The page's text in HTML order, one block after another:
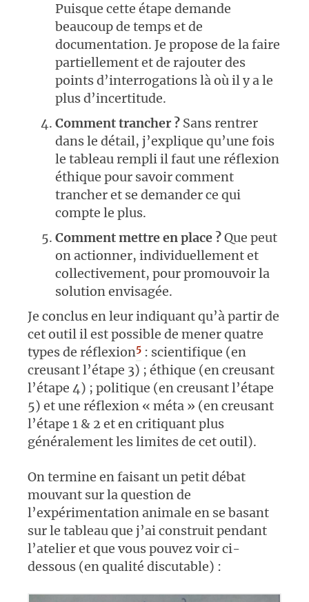
Puisque cette étape demande
beaucoup de temps et de
documentation. Je propose de la faire
partiellement et de rajouter des
points d’interrogations là où il y a le
plus d’incertitude.
Comment trancher ? Sans rentrer
dans le détail, j’explique qu’une fois
le tableau rempli il faut une réflexion
éthique pour savoir comment
trancher et se demander ce qui
compte le plus.
Comment mettre en place ?Que peut
on actionner, individuellement et
collectivement, pour promouvoir la
solution envisagée.
Je conclus en leur indiquant qu’à partir de
cet outil il est possible de mener quatre
types de réflexion5 : scientifique (en
creusant l’étape 3) ; éthique (en creusant
l’étape 4) ; politique (en creusant l’étape
5) et une réflexion « méta » (en creusant
l’étape 1 & 2 et en critiquant plus
généralement les limites de cet outil).
On termine en faisant un petit débat
mouvant sur la question de
l’expérimentation animale en se basant
sur le tableau que j’ai construit pendant
l’atelier et que vous pouvez voir ci-
dessous (en qualité discutable) :